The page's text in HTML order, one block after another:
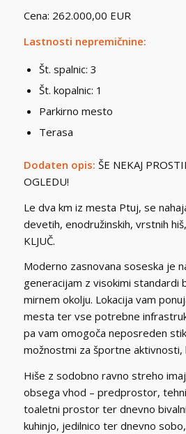
Cena: 262.000,00 EUR
Lastnosti nepremičnine:
Št. spalnic: 3
Št. kopalnic: 1
Parkirno mesto
Terasa
Dodaten opis: ŠE NEKAJ
OGLEDU!
Le dva km iz mesta Ptuj, se
devetih, enodružinskih, vrstnih
KLJUČ.
Moderno zasnovana soseska je
generacijam z visokimi standardi
mirnem okolju. Lokacija vam
mesta ter vse potrebne
pa vam omogoča neposreden
možnostmi za športne
Hiše z sodobno ravno streho
obsega vhod – predprostor,
toaletni prostor ter dnevno
kuhinjo, jedilnico ter dnevno